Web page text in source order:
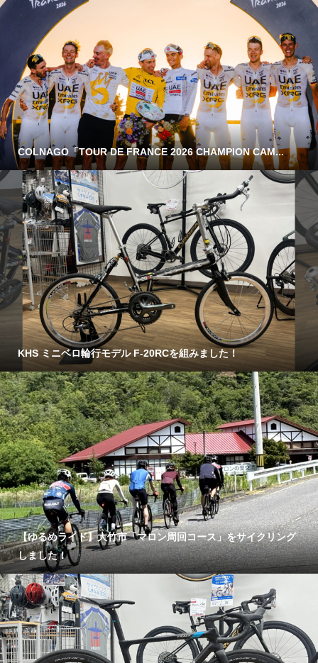
COLNAGO「TOUR DE FRANCE 2026 CHAMPION CAM...
KHS ミニベロ輪行モデル F-20RCを組みました！
【ゆるめライド】大竹市「マロン周回コース」をサイクリング
しました！